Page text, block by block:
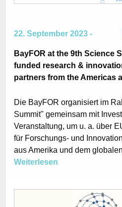
22. September 2023 -
BayFOR at the 9th Science
funded research &
partners from the Americas
Die BayFOR organisiert im
Summit" gemeinsam mit
Veranstaltung, um u. a. über
für Forschungs- und
aus Amerika und dem
Weiterlesen